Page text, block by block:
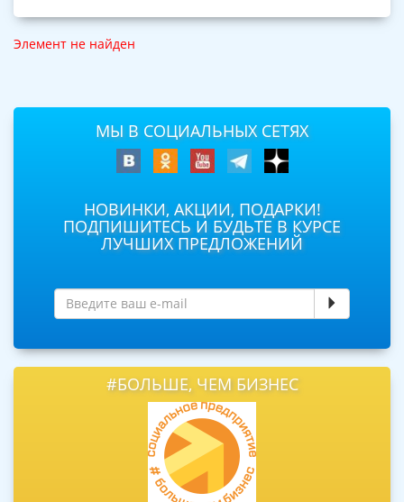
Элемент не найден
МЫ В СОЦИАЛЬНЫХ СЕТЯХ
НОВИНКИ, АКЦИИ, ПОДАРКИ!
ПОДПИШИТЕСЬ И БУДЬТЕ В КУРСЕ
ЛУЧШИХ ПРЕДЛОЖЕНИЙ
#БОЛЬШЕ, ЧЕМ БИЗНЕС